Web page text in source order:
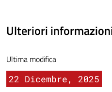
Ulteriori
Ultima modifica
22 Dicembre, 2025